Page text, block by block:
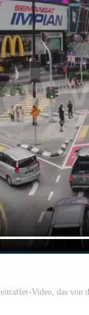
Video, das von